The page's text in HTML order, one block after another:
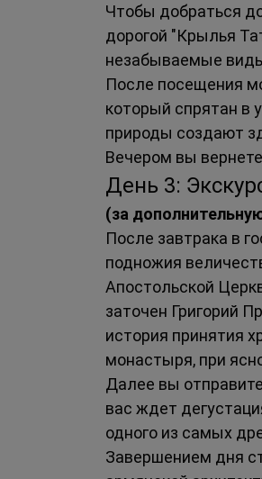
Чтобы добраться
дорогой "Крылья
незабываемые
После посещения
который спрятан в
природы создают
Вечером вы
День 3:
(за
После завтрака в
подножия
Апостольской
заточен Григорий
история принятия
монастыря, при
Далее вы
вас ждет
одного из самых
Завершением дня